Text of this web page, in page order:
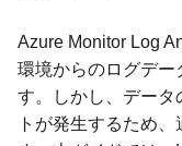
Azure Monitor Log
環境からのログデー
す。しかし、データ
トが発生するため